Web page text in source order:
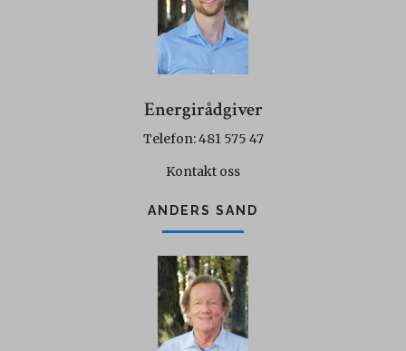
Energirådgiver
Telefon: 481 575 47
Kontakt oss
ANDERS SAND